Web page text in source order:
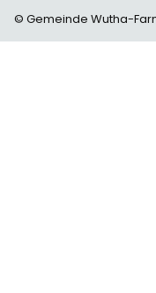
© Gemeinde Wutha-